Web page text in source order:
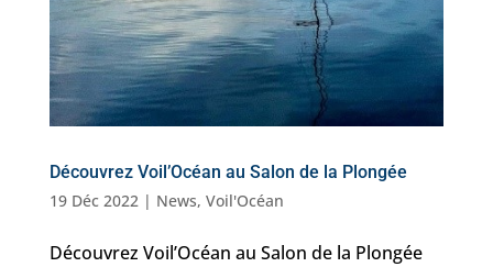
Découvrez Voil’Océan au Salon de la Plongée
19 Déc 2022| News, Voil'Océan
Découvrez Voil’Océan au Salon de la Plongée